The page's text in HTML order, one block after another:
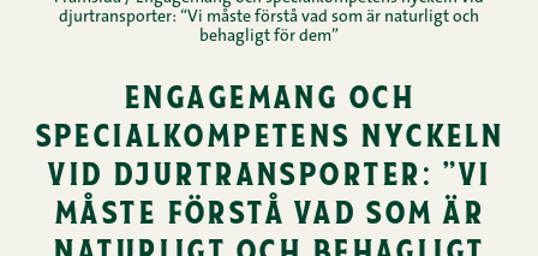
djurtransporter: “Vi måste förstå vad som är naturligt och
behagligt för dem”
engagemang och
specialkompetens nyckeln
vid djurtransporter: ”vi
måste förstå vad som är